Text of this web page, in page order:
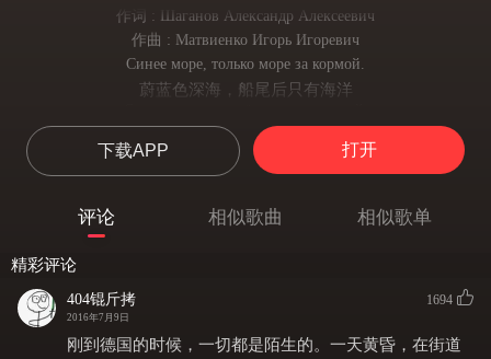
作词 : Шаганов Александр Алексеевич
作曲 : Матвиенко Игорь Игоревич
Синее море, только море за кормой.
蔚蓝色深海，船尾后只有海洋
蔚蓝色深海，故园路漫漫
Там за туманами, вечными, пьяными,
永恒的令人沉醉的迷雾之后
迷雾之后是祖国的海岸
Там за туманами берег наш родной.
Шепчутся волны, и вздыхают, и зовут.
下载APP 打开
评论 相似歌曲 相似歌单
精彩评论
404锟斤拷
2016年7月9日
1694
刚到德国的时候，一切都是陌生的。一天黄昏，在街道